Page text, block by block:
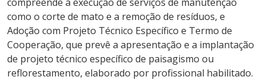
como o corte de mato e a remoção de resíduos, e
Adoção com Projeto Técnico Específico e Termo de
Cooperação, que prevê a apresentação e a implantação
de projeto técnico específico de paisagismo ou
reflorestamento, elaborado por profissional habilitado.